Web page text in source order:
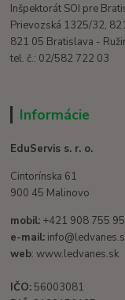
Inšpektorát SOI pre
Prievozská 1325/32,
821 05 Bratislava -
tel. č.: 02/582 722 03
Informácie
EduServis s. r. o.
Cintorínska 61
900 45 Malinovo
mobil: +421 908 755
e-mail:
web: www.ledvanes.sk
IČO: 56003081